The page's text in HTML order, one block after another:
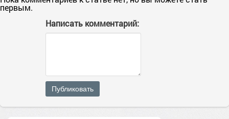
первым.
Написать комментарий:
Публиковать